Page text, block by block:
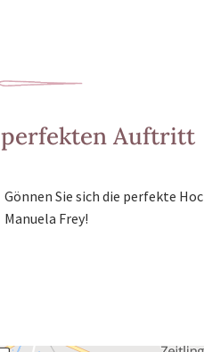
Auftritt
Gönnen Sie sich die perfekte
Manuela Frey!